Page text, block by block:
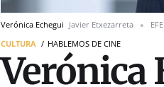
Verónica Echegui Javier Etxezarreta
EFE
CULTURA
HABLEMOS DE CINE
Verónica